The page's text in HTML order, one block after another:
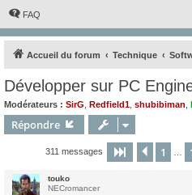
FAQ
Accueil du forum Technique
Développer sur PC
Modérateurs : SirG Redfield1 shubibiman
Répondre
311 messages Page 20 sur
1
touko
NECromancer